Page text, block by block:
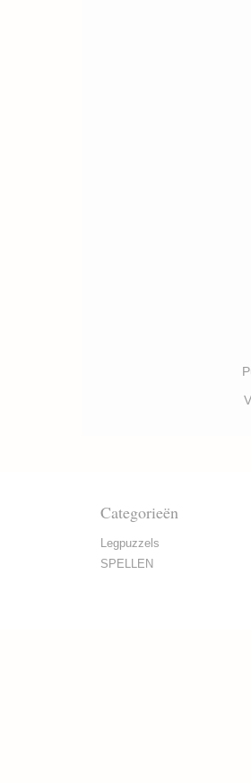
Puzzelman
Voor meer
Categorieën
Legpuzzels
SPELLEN